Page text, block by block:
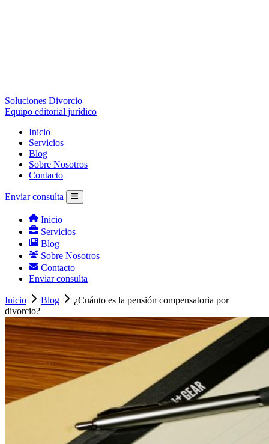
Soluciones Divorcio
Equipo editorial jurídico
Inicio
Servicios
Blog
Sobre Nosotros
Contacto
Enviar consulta
Inicio
Servicios
Blog
Sobre Nosotros
Contacto
Enviar consulta
Inicio Blog
¿Cuánto es la pensión compensatoria por
divorcio?